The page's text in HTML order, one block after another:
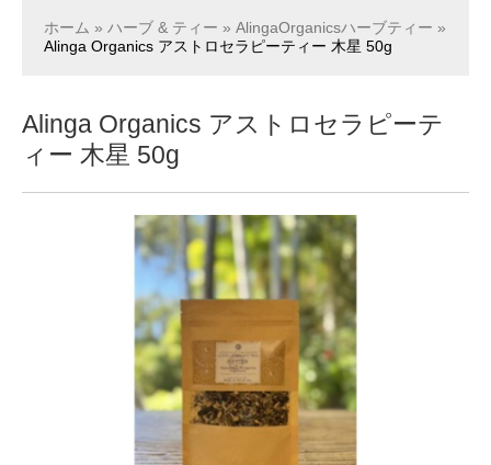
ホーム » ハーブ & ティー » AlingaOrganicsハーブティー »
Alinga Organics アストロセラピーティー 木星 50g
Alinga Organics アストロセラピーテ
ィー 木星 50g